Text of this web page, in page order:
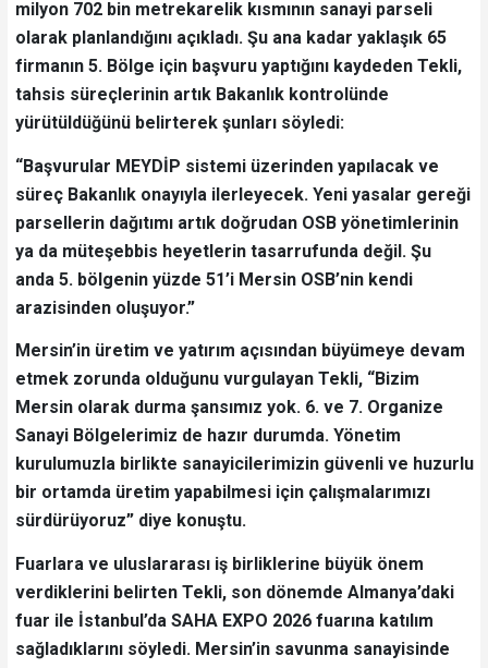
milyon 702 bin metrekarelik kısmının sanayi parseli
olarak planlandığını açıkladı. Şu ana kadar yaklaşık 65
firmanın 5. Bölge için başvuru yaptığını kaydeden Tekli,
tahsis süreçlerinin artık Bakanlık kontrolünde
yürütüldüğünü belirterek şunları söyledi:
“Başvurular MEYDİP sistemi üzerinden yapılacak ve
süreç Bakanlık onayıyla ilerleyecek. Yeni yasalar gereği
parsellerin dağıtımı artık doğrudan OSB yönetimlerinin
ya da müteşebbis heyetlerin tasarrufunda değil. Şu
anda 5. bölgenin yüzde 51’i Mersin OSB’nin kendi
arazisinden oluşuyor.”
Mersin’in üretim ve yatırım açısından büyümeye devam
etmek zorunda olduğunu vurgulayan Tekli, “Bizim
Mersin olarak durma şansımız yok. 6. ve 7. Organize
Sanayi Bölgelerimiz de hazır durumda. Yönetim
kurulumuzla birlikte sanayicilerimizin güvenli ve huzurlu
bir ortamda üretim yapabilmesi için çalışmalarımızı
sürdürüyoruz” diye konuştu.
Fuarlara ve uluslararası iş birliklerine büyük önem
verdiklerini belirten Tekli, son dönemde Almanya’daki
fuar ile İstanbul’da SAHA EXPO 2026 fuarına katılım
sağladıklarını söyledi. Mersin’in savunma sanayisinde